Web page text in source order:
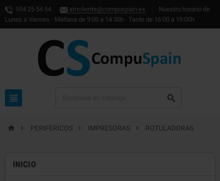
954 25 54 54 atncliente@compuspain.es
Nuestro horario de
Lunes a Viernes - Mañana de 9:00 a 14:30h - Tarde de 16:00 a 19:00h
 
  PERIFERICOS  IMPRESORAS  ROTULADORAS
INICIO